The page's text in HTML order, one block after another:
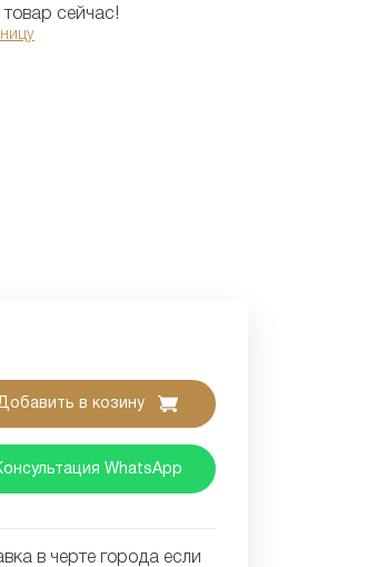
сейчас!
в козину
WhatsApp
в черте города если